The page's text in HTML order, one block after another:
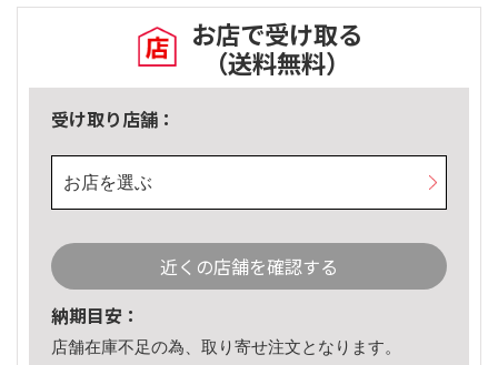
お店で受け取る
（送料無料）
受け取り店舗：
お店を選ぶ
近くの店舗を確認する
納期目安：
店舗在庫不足の為、取り寄せ注文となります。